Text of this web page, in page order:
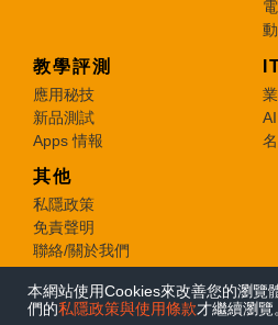
教學評測
應用秘技
新品測試
Apps 情報
其他
私隱政策
免責聲明
聯絡/關於我們
© 2026 e-zone. All Rights
本網站使用Cookies來改善您的瀏覽
們的私隱政策與使用條款才繼續瀏覽